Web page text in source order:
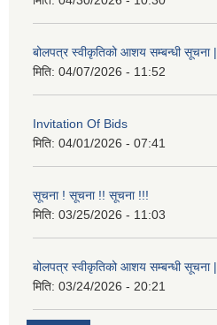
बोलपत्र स्वीकृतिको आशय सम्बन्धी सूचना |
मिति: 04/07/2026 - 11:52
Invitation Of Bids
मिति: 04/01/2026 - 07:41
सूचना ! सूचना !! सूचना !!!
मिति: 03/25/2026 - 11:03
बोलपत्र स्वीकृतिको आशय सम्बन्धी सूचना |
मिति: 03/24/2026 - 20:21